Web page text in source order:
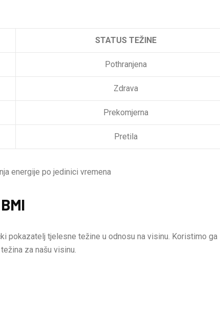
STATUS TEŽINE
Pothranjena
Zdrava
Prekomjerna
Pretila
energije po jedinici vremena
pokazatelj tjelesne težine u odnosu na visinu. Koristimo ga
za našu visinu.